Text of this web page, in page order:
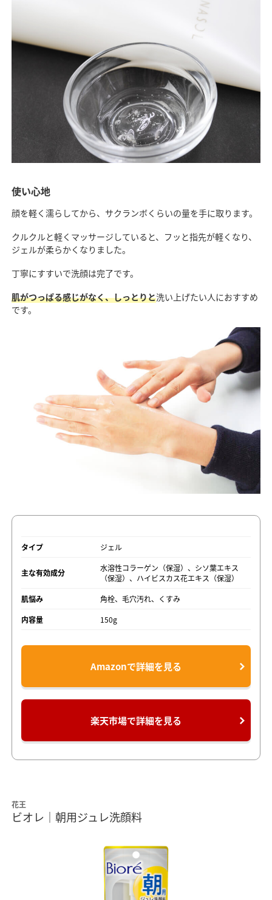
使い心地
顔を軽く濡らしてから、サクランボくらいの量を手に取ります。
クルクルと軽くマッサージしていると、フッと指先が軽くなり、
ジェルが柔らかくなりました。
丁寧にすすいで洗顔は完了です。
肌がつっぱる感じがなく、しっとりと洗い上げたい人におすすめ
です。
タイプ ジェル
主な有効成分
水溶性コラーゲン（保湿）、シソ葉エキス
（保湿）、ハイビスカス花エキス（保湿）
肌悩み
角栓、毛穴汚れ、くすみ
内容量
150g
Amazonで詳細を見る
楽天市場で詳細を見る
花王
ビオレ｜朝用ジュレ洗顔料